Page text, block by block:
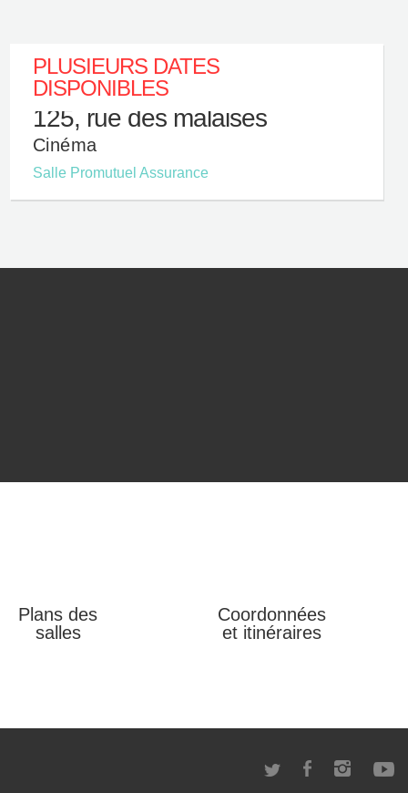
PLUSIEURS DATES
DISPONIBLES
125, rue des malaises
Cinéma
Salle Promutuel Assurance
Plans des
salles
Coordonnées
et itinéraires